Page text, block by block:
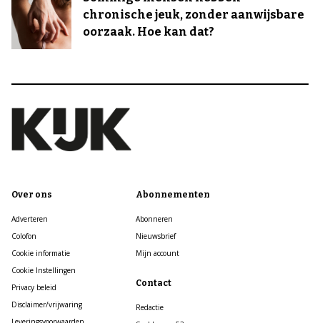
chronische jeuk, zonder aanwijsbare
oorzaak. Hoe kan dat?
Over ons
Adverteren
Colofon
Cookie informatie
Cookie Instellingen
Privacy beleid
Disclaimer/vrijwaring
Abonnementen
Abonneren
Nieuwsbrief
Mijn account
Contact
Redactie